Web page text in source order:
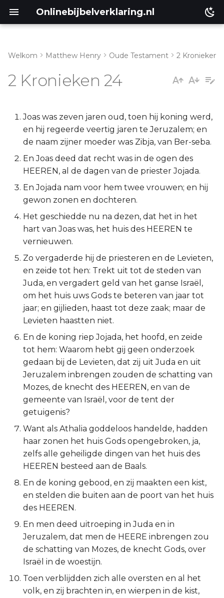
Onlinebijbelverklaring.nl
2 Kronieken 24:15-27
Lukas
Johannes
Handelingen
Romeinen
1 Korinthe
2 Korinthe
Galaten
Éfeze
Filipenzen
Kolossenzen
1 Thessalonicenzen
2 Thessalonicenzen
1 Timótheüs
2 Timótheüs
Filémon
Hebreeën
Jakobus
1 Petrus
2 Petrus
Welkom Matthew Henry Oude Testament 2 Kronieken
2 Kronieken 24
Joas was zeven jaren oud, toen hij koning werd,
en hij regeerde veertig jaren te Jeruzalem; en
de naam zijner moeder was Zibja, van Ber-seba.
En Joas deed dat recht was in de ogen des
HEEREN, al de dagen van de priester Jojada.
En Jojada nam voor hem twee vrouwen; en hij
gewon zonen en dochteren.
Het geschiedde nu na dezen, dat het in het
hart van Joas was, het huis des HEEREN te
vernieuwen.
Zo vergaderde hij de priesteren en de Levieten,
en zeide tot hen: Trekt uit tot de steden van
Juda, en vergadert geld van het ganse Israël,
om het huis uws Gods te beteren van jaar tot
jaar; en gijlieden, haast tot deze zaak; maar de
Levieten haastten niet.
En de koning riep Jojada, het hoofd, en zeide
tot hem: Waarom hebt gij geen onderzoek
gedaan bij de Levieten, dat zij uit Juda en uit
Jeruzalem inbrengen zouden de schatting van
Mozes, de knecht des HEEREN, en van de
gemeente van Israël, voor de tent der
getuigenis?
Want als Athalia goddeloos handelde, hadden
haar zonen het huis Gods opengebroken, ja,
zelfs alle geheiligde dingen van het huis des
HEEREN besteed aan de Baals.
En de koning gebood, en zij maakten een kist,
en stelden die buiten aan de poort van het huis
des HEEREN.
En men deed uitroeping in Juda en in
Jeruzalem, dat men de HEERE inbrengen zou
de schatting van Mozes, de knecht Gods, over
Israël in de woestijn.
Toen verblijdden zich alle oversten en al het
volk, en zij brachten in, en wierpen in de kist,